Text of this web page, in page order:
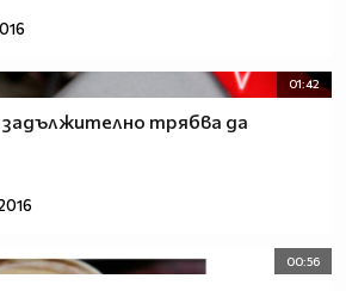
01:42
трябва да
00:56